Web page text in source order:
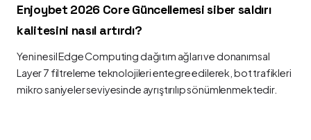
Enjoybet 2026 Core Güncellemesi siber saldırı
kalitesini nasıl artırdı?
Yeni nesil Edge Computing dağıtım ağları ve donanımsal
Layer 7 filtreleme teknolojileri entegre edilerek, bot trafikleri
mikro saniyeler seviyesinde ayrıştırılıp sönümlenmektedir.